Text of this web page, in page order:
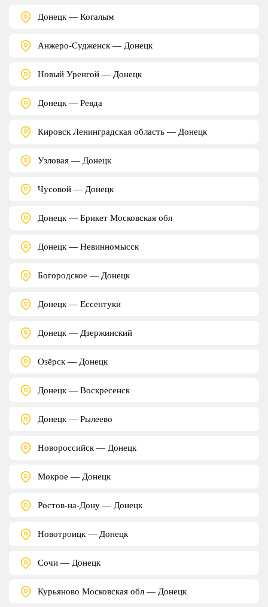
Донецк — Когалым
Анжеро-Судженск — Донецк
Новый Уренгой — Донецк
Донецк — Ревда
Кировск Ленинградская область — Донецк
Узловая — Донецк
Чусовой — Донецк
Донецк — Брикет Московская обл
Донецк — Невинномысск
Богородское — Донецк
Донецк — Ессентуки
Донецк — Дзержинский
Озёрск — Донецк
Донецк — Воскресенск
Донецк — Рылеево
Новороссийск — Донецк
Мокрое — Донецк
Ростов-на-Дону — Донецк
Новотроицк — Донецк
Сочи — Донецк
Курьяново Московская обл — Донецк